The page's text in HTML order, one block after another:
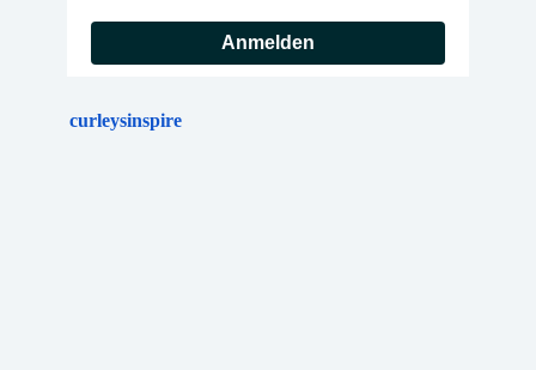
Anmelden
curleysinspire